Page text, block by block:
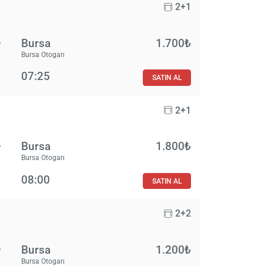
2+1
Bursa
Bursa Otogarı
1.700₺
07:25 SATIN AL
2+1
Bursa
Bursa Otogarı
1.800₺
08:00 SATIN AL
2+2
Bursa
Bursa Otogarı
1.200₺